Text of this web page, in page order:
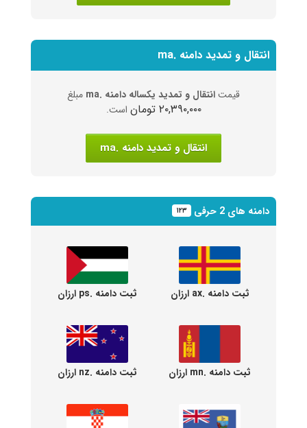
انتقال و تمدید دامنه .ma
قیمتانتقال و تمدید یکساله دامنه .ma مبلغ
۲۰,۳۹۰,۰۰۰ تومان است.
انتقال و تمدید دامنه .ma
دامنه های 2 حرفی ۱۲۳
ثبت دامنه .ax ارزان ثبت دامنه .ps ارزان
ثبت دامنه .mn ارزان ثبت دامنه .nz ارزان